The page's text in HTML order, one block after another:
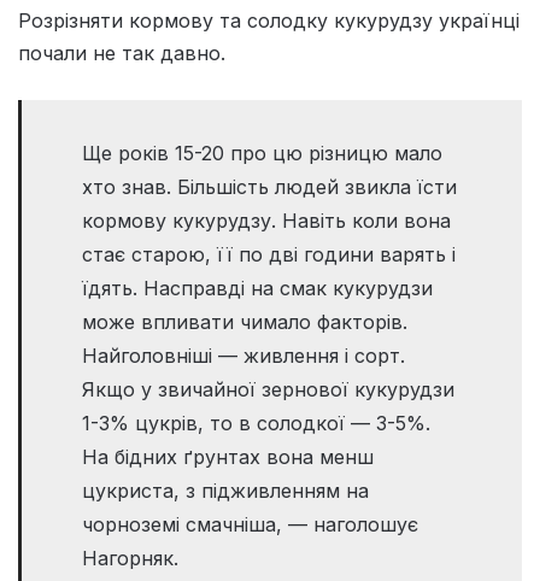
Розрізняти кормову та солодку кукурудзу українці
почали не так давно.
Ще років 15-20 про цю різницю мало
хто знав. Більшість людей звикла їсти
кормову кукурудзу. Навіть коли вона
стає старою, її по дві години варять і
їдять. Насправді на смак кукурудзи
може впливати чимало факторів.
Найголовніші — живлення і сорт.
Якщо у звичайної зернової кукурудзи
1-3% цукрів, то в солодкої — 3-5%.
На бідних ґрунтах вона менш
цукриста, з підживленням на
чорноземі смачніша, — наголошує
Нагорняк.